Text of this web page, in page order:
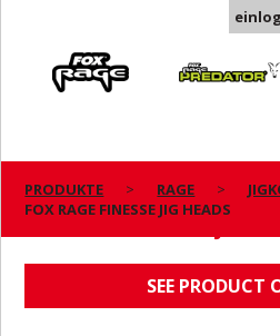
Predator
PRODUKTE RAGE
FOX RAGE FINESSE JIG HEADS
SEE PRODUCT